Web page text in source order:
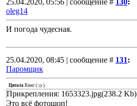
25.04.2020, 05:56 | сообщение # 130:
oleg14
И погода чудесная.
25.04.2020, 08:45 | сообщение # 131:
Паромщик
Цитата Кинг ( )
Прикрепления: 1653323.jpg(238.2 Kb)
Это всё фотошоп!